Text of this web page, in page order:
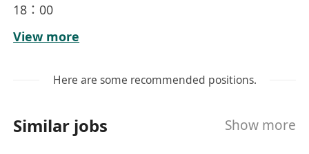
18：00
需流行利粵語，懂閱讀中文, 持有平安卡及建造業工
人註冊證
工作地點： 赤鱲角機場
負責赤鱲角機場一號客運大樓內各類樓宇設施之
View more
Here are some recommended positions.
Similar jobs Show more